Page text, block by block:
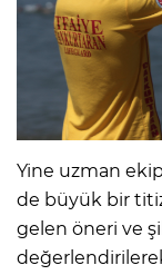
Yine uzman
de büyük bir
gelen öneri ve